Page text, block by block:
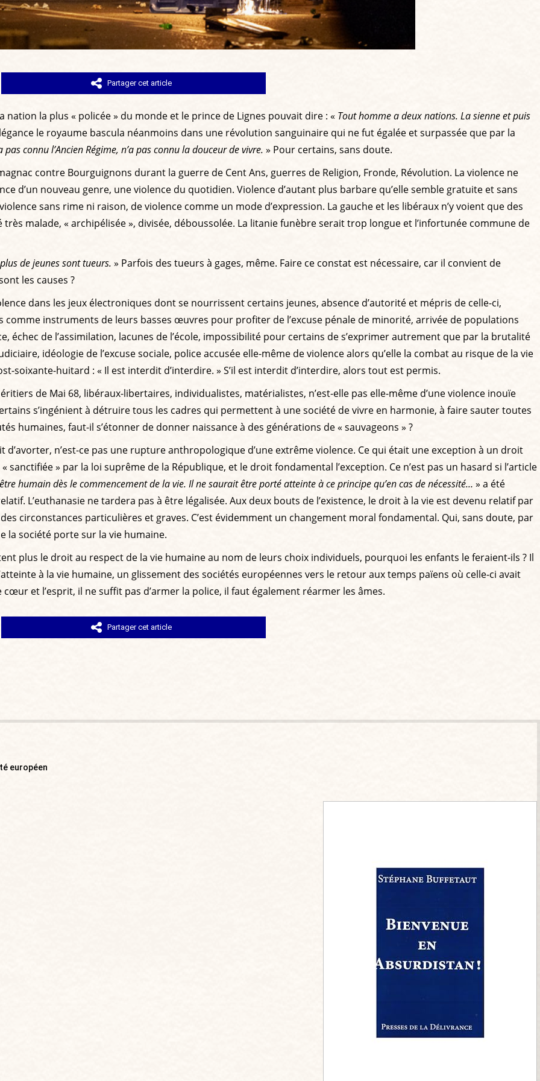
Partager cet article
nation la plus « policée » du monde et le prince de Lignes pouvait dire : « Tout homme a deux nations. La sienne et puis
le royaume bascula néanmoins dans une révolution sanguinaire qui ne fut égalée et surpassée que par la
pas connu l’Ancien Régime, n’a pas connu la douceur de vivre. » Pour certains, sans doute.
contre Bourguignons durant la guerre de Cent Ans, guerres de Religion, Fronde, Révolution. La violence ne
d’un nouveau genre, une violence du quotidien. Violence d’autant plus barbare qu’elle semble gratuite et sans
sans rime ni raison, de violence comme un mode d’expression. La gauche et les libéraux n’y voient que des
très malade, « archipélisée », divisée, déboussolée. La litanie funèbre serait trop longue et l’infortunée commune de
de jeunes sont tueurs. » Parfois des tueurs à gages, même. Faire ce constat est nécessaire, car il convient de
les causes ?
dans les jeux électroniques dont se nourrissent certains jeunes, absence d’autorité et mépris de celle-ci,
instruments de leurs basses œuvres pour profiter de l’excuse pénale de minorité, arrivée de populations
échec de l’assimilation, lacunes de l’école, impossibilité pour certains de s’exprimer autrement que par la brutalité
idéologie de l’excuse sociale, police accusée elle-même de violence alors qu’elle la combat au risque de la vie
soixante-huitard : « Il est interdit d’interdire. » S’il est interdit d’interdire, alors tout est permis.
de Mai 68, libéraux-libertaires, individualistes, matérialistes, n’est-elle pas elle-même d’une violence inouïe
s’ingénient à détruire tous les cadres qui permettent à une société de vivre en harmonie, à faire sauter toutes
humaines, faut-il s’étonner de donner naissance à des générations de « sauvageons » ?
n’est-ce pas une rupture anthropologique d’une extrême violence. Ce qui était une exception à un droit
» par la loi suprême de la République, et le droit fondamental l’exception. Ce n’est pas un hasard si l’article
humain dès le commencement de la vie. Il ne saurait être porté atteinte à ce principe qu’en cas de nécessité… » a été
L’euthanasie ne tardera pas à être légalisée. Aux deux bouts de l’existence, le droit à la vie est devenu relatif par
circonstances particulières et graves. C’est évidemment un changement moral fondamental. Qui, sans doute, par
la société porte sur la vie humaine.
plus le droit au respect de la vie humaine au nom de leurs choix individuels, pourquoi les enfants le feraient-ils ? Il
à la vie humaine, un glissement des sociétés européennes vers le retour aux temps païens où celle-ci avait
et l’esprit, il ne suffit pas d’armer la police, il faut également réarmer les âmes.
Partager cet article
européen